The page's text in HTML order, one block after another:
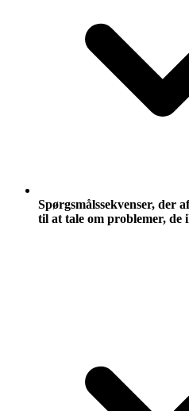
Spørgsmålssekvenser, der
til at tale om problemer, de